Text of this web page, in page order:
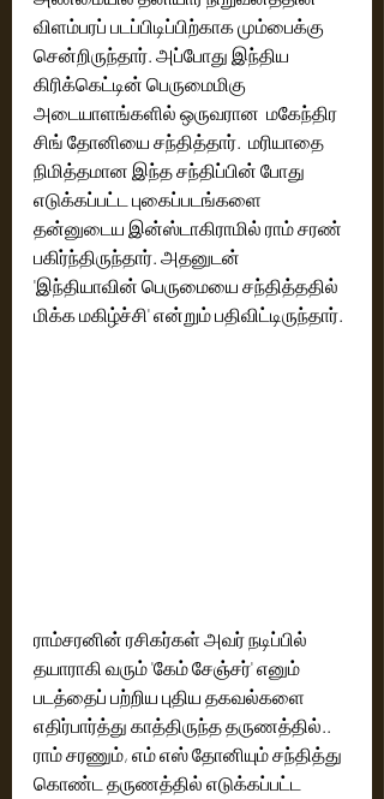
விளம்பரப் படப்பிடிப்பிற்காக மும்பைக்கு
சென்றிருந்தார். அப்போது இந்திய
கிரிக்கெட்டின் பெருமைமிகு
அடையாளங்களில் ஒருவரான  மகேந்திர
சிங் தோனியை சந்தித்தார்.  மரியாதை
நிமித்தமான இந்த சந்திப்பின் போது
எடுக்கப்பட்ட புகைப்படங்களை
தன்னுடைய இன்ஸ்டாகிராமில் ராம் சரண்
பகிர்ந்திருந்தார். அதனுடன்
'இந்தியாவின் பெருமையை சந்தித்ததில்
மிக்க மகிழ்ச்சி' என்றும் பதிவிட்டிருந்தார்.
ராம்சரனின் ரசிகர்கள் அவர் நடிப்பில்
தயாராகி வரும் 'கேம் சேஞ்சர்' எனும்
படத்தைப் பற்றிய புதிய தகவல்களை
எதிர்பார்த்து காத்திருந்த தருணத்தில்..
ராம் சரணும், எம் எஸ் தோனியும் சந்தித்து
கொண்ட தருணத்தில் எடுக்கப்பட்ட